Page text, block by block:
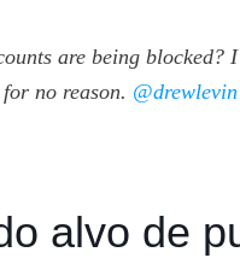
are being
no reason. @drewlevin
alvo de